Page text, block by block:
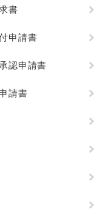
書
申請書
認申請書
請書